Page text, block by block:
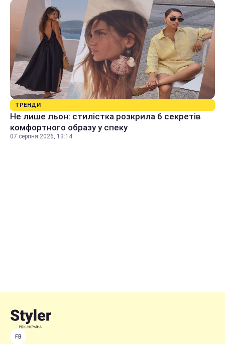
ТРЕНДИ
Не лише льон: стилістка розкрила 6 секретів
комфортного образу у спеку
07 серпня 2026, 13:14
FB